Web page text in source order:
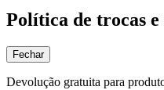
Política de trocas e
Fechar
Devolução gratuita para